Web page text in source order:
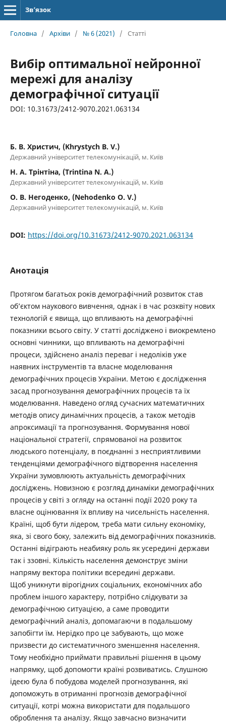
Зв’язок
Головна / Архіви / № 6 (2021) / Статті
Вибір оптимальної нейронної
мережі для аналізу
демографічної ситуації
DOI: 10.31673/2412-9070.2021.063134
Б. В. Христич, (Khrystych B. V.)
Державний університет телекомунікацій, м. Київ
Н. А. Трінтіна, (Trintina N. A.)
Державний університет телекомунікацій, м. Київ
О. В. Негоденко, (Nehodenko O. V.)
Державний університет телекомунікацій, м. Київ
DOI: https://doi.org/10.31673/2412-9070.2021.063134
Анотація
Протягом багатьох років демографічний розвиток став
об’єктом наукового вивчення, однак і в час розквіту нових
технологій є явища, що впливають на демографічні
показники всього світу. У статті досліджено і виокремлено
основні чинники, що впливають на демографічні
процеси, здійснено аналіз переваг і недоліків уже
наявних інструментів та власне моделювання
демографічних процесів України. Метою є дослідження
засад прогнозування демографічних процесів та їх
моделювання. Наведено огляд сучасних математичних
методів опису динамічних процесів, а також методів
апроксимації та прогнозування. Формування нової
національної стратегії, спрямованої на розвиток
людського потенціалу, в поєднанні з несприятливими
тенденціями демографічного відтворення населення
України зумовлюють актуальність демографічних
досліджень. Новизною є розгляд динаміки демографічних
процесів у світі з огляду на останні події 2020 року та
власне оцінювання їх впливу на чисельність населення.
Країні, щоб бути лідером, треба мати сильну економіку,
яка, зі свого боку, залежить від демографічних показників.
Останні відіграють неабияку роль як усередині держави
так і ззовні. Кількість населення демонструє зміни
напряму вектора політики всередині держави.
Щоб уникнути вірогідних соціальних, економічних або
проблем іншого характеру, потрібно слідкувати за
демографічною ситуацією, а саме проводити
демографічний аналіз, допомагаючи в подальшому
запобігти їм. Нерідко про це забувають, що може
призвести до систематичного зменшення населення.
Тому необхідно приймати правильні рішення в цьому
напрямку, щоб допомогти країні розвиватись. Слушною
ідеєю була б побудова моделей прогнозування, які
допоможуть в отриманні прогнозів демографічної
ситуації, котрі можна використати для подальшого
оброблення та аналізу. Якщо завчасно визначити